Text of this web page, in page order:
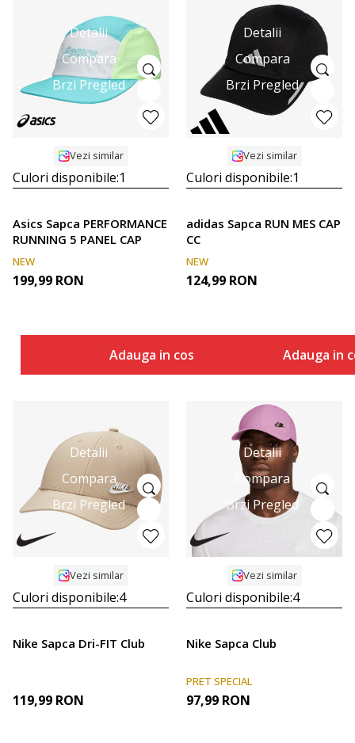
Detalii
Compara
Brzi Pregled
Vezi similar
Culori disponibile:1
Asics Sapca PERFORMANCE
RUNNING 5 PANEL CAP
NEW
199,99 RON
Adauga in cos
Detalii
Compara
Brzi Pregled
Vezi similar
Culori disponibile:1
adidas Sapca RUN MES CAP
CC
NEW
124,99 RON
Adauga in
Detalii
Compara
Brzi Pregled
Vezi similar
Culori disponibile:4
Nike Sapca Dri-FIT Club
119,99 RON
Detalii
Compara
Brzi Pregled
Vezi similar
Culori disponibile:4
Nike Sapca Club
PRET SPECIAL
97,99 RON